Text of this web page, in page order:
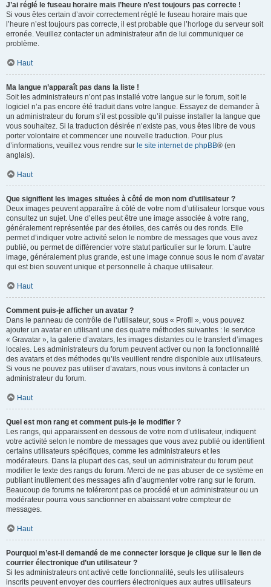
J’ai réglé le fuseau horaire mais l’heure n’est toujours pas correcte !
Si vous êtes certain d’avoir correctement réglé le fuseau horaire mais que
l’heure n’est toujours pas correcte, il est probable que l’horloge du serveur soit
erronée. Veuillez contacter un administrateur afin de lui communiquer ce
problème.
Haut
Ma langue n’apparaît pas dans la liste !
Soit les administrateurs n’ont pas installé votre langue sur le forum, soit le
logiciel n’a pas encore été traduit dans votre langue. Essayez de demander à
un administrateur du forum s’il est possible qu’il puisse installer la langue que
vous souhaitez. Si la traduction désirée n’existe pas, vous êtes libre de vous
porter volontaire et commencer une nouvelle traduction. Pour plus
d’informations, veuillez vous rendre sur le site internet de phpBB® (en
anglais).
Haut
Que signifient les images situées à côté de mon nom d’utilisateur ?
Deux images peuvent apparaître à côté de votre nom d’utilisateur lorsque vous
consultez un sujet. Une d’elles peut être une image associée à votre rang,
généralement représentée par des étoiles, des carrés ou des ronds. Elle
permet d’indiquer votre activité selon le nombre de messages que vous avez
publié, ou permet de différencier votre statut particulier sur le forum. L’autre
image, généralement plus grande, est une image connue sous le nom d’avatar
qui est bien souvent unique et personnelle à chaque utilisateur.
Haut
Comment puis-je afficher un avatar ?
Dans le panneau de contrôle de l’utilisateur, sous « Profil », vous pouvez
ajouter un avatar en utilisant une des quatre méthodes suivantes : le service
« Gravatar », la galerie d’avatars, les images distantes ou le transfert d’images
locales. Les administrateurs du forum peuvent activer ou non la fonctionnalité
des avatars et des méthodes qu’ils veuillent rendre disponible aux utilisateurs.
Si vous ne pouvez pas utiliser d’avatars, nous vous invitons à contacter un
administrateur du forum.
Haut
Quel est mon rang et comment puis-je le modifier ?
Les rangs, qui apparaissent en dessous de votre nom d’utilisateur, indiquent
votre activité selon le nombre de messages que vous avez publié ou identifient
certains utilisateurs spécifiques, comme les administrateurs et les
modérateurs. Dans la plupart des cas, seul un administrateur du forum peut
modifier le texte des rangs du forum. Merci de ne pas abuser de ce système en
publiant inutilement des messages afin d’augmenter votre rang sur le forum.
Beaucoup de forums ne toléreront pas ce procédé et un administrateur ou un
modérateur pourra vous sanctionner en abaissant votre compteur de
messages.
Haut
Pourquoi m’est-il demandé de me connecter lorsque je clique sur le lien de
courrier électronique d’un utilisateur ?
Si les administrateurs ont activé cette fonctionnalité, seuls les utilisateurs
inscrits peuvent envoyer des courriers électroniques aux autres utilisateurs